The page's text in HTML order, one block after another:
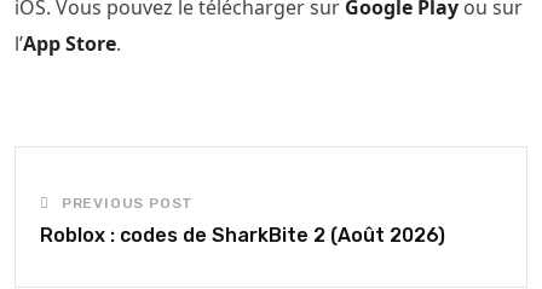
iOS. Vous pouvez le télécharger sur Google Play ou sur
l’App Store.
PREVIOUS POST
Roblox : codes de SharkBite 2 (Août 2026)